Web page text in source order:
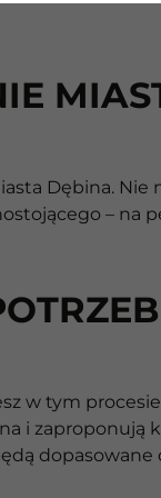
Dębina. Nie
– na
w tym
zaproponują